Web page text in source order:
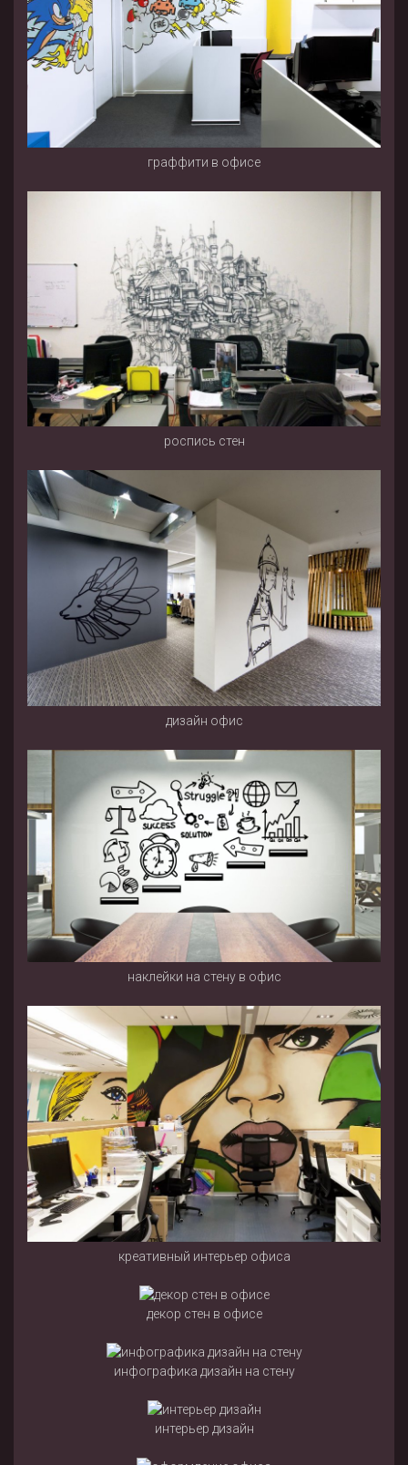
граффити в офисе
роспись стен
дизайн офис
наклейки на стену в офис
креативный интерьер офиса
декор стен в офисе
инфографика дизайн на стену
интерьер дизайн